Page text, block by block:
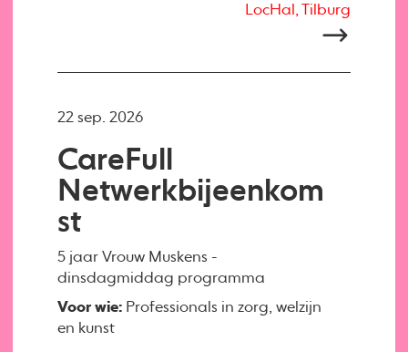
LocHal, Tilburg
CareFull
Netwerkbijeenkom
st
5 jaar Vrouw Muskens -
dinsdagmiddag programma
Voor wie: Professionals in zorg, welzijn
en kunst
22 sep. 2026